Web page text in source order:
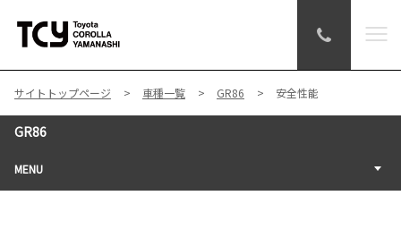
サイトトップページ 車種一覧 GR86 安全性能
GR86
MENU